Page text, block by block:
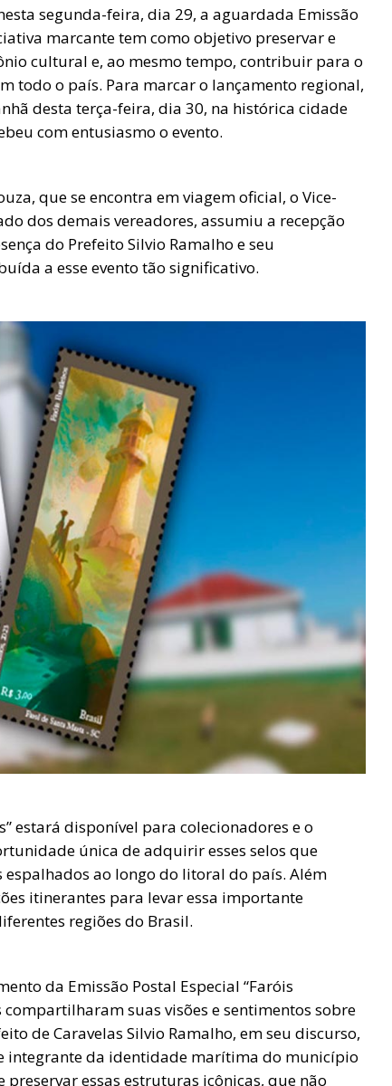
segunda-feira, dia 29, a aguardada Emissão
marcante tem como objetivo preservar e
cultural e, ao mesmo tempo, contribuir para o
todo o país. Para marcar o lançamento regional,
desta terça-feira, dia 30, na histórica cidade
com entusiasmo o evento.
que se encontra em viagem oficial, o Vice-
dos demais vereadores, assumiu a recepção
do Prefeito Silvio Ramalho e seu
a esse evento tão significativo.
estará disponível para colecionadores e o
única de adquirir esses selos que
ao longo do litoral do país. Além
itinerantes para levar essa importante
regiões do Brasil.
da Emissão Postal Especial “Faróis
suas visões e sentimentos sobre
de Caravelas Silvio Ramalho, em seu discurso,
integrante da identidade marítima do município
preservar essas estruturas icônicas, que não